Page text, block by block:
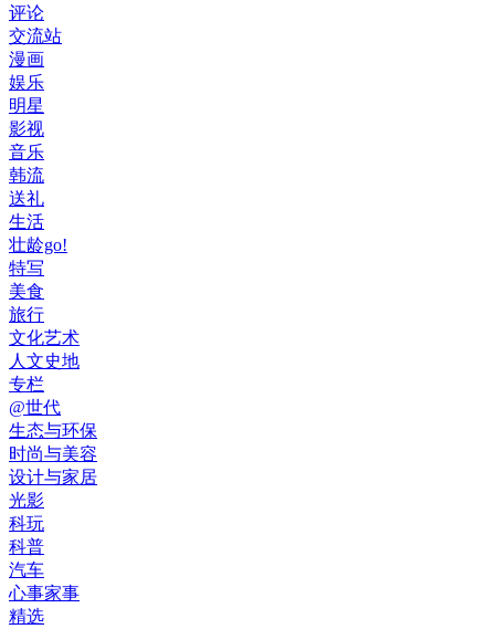
评论
交流站
漫画
娱乐
明星
影视
音乐
韩流
送礼
生活
壮龄go!
特写
美食
旅行
文化艺术
人文史地
专栏
@世代
生态与环保
时尚与美容
设计与家居
光影
科玩
科普
汽车
心事家事
精选